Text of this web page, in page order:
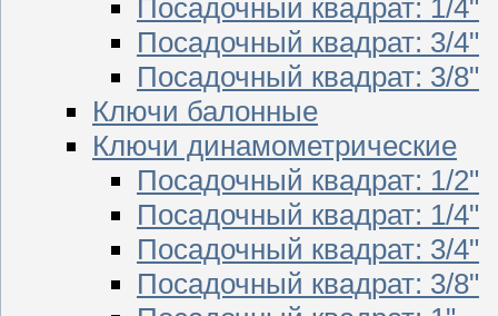
Посадочный квадрат: 1/4"
Посадочный квадрат: 3/4"
Посадочный квадрат: 3/8"
Ключи балонные
Ключи динамометрические
Посадочный квадрат: 1/2"
Посадочный квадрат: 1/4"
Посадочный квадрат: 3/4"
Посадочный квадрат: 3/8"